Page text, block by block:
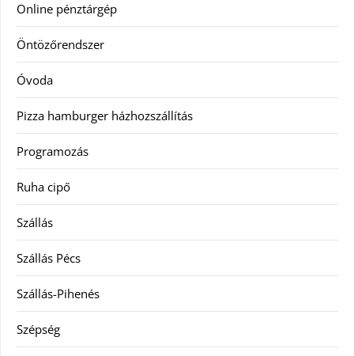
Online pénztárgép
Öntözőrendszer
Óvoda
Pizza hamburger házhozszállítás
Programozás
Ruha cipő
Szállás
Szállás Pécs
Szállás-Pihenés
Szépség